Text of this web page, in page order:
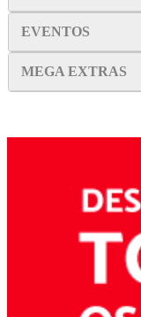
EVENTOS
MEGA EXTRAS